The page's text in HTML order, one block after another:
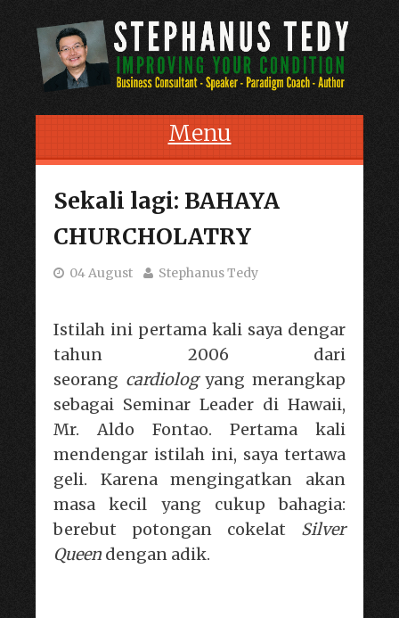
Menu
Sekali lagi: BAHAYA
CHURCHOLATRY
04 August Stephanus Tedy
Istilah ini pertama kali saya dengar
tahun 2006 dari
seorang cardiologyang merangkap
sebagai Seminar Leader di Hawaii,
Mr. Aldo Fontao. Pertama kali
mendengar istilah ini, saya tertawa
geli. Karena mengingatkan akan
masa kecil yang cukup bahagia:
berebut potongan cokelat Silver
Queen dengan adik.